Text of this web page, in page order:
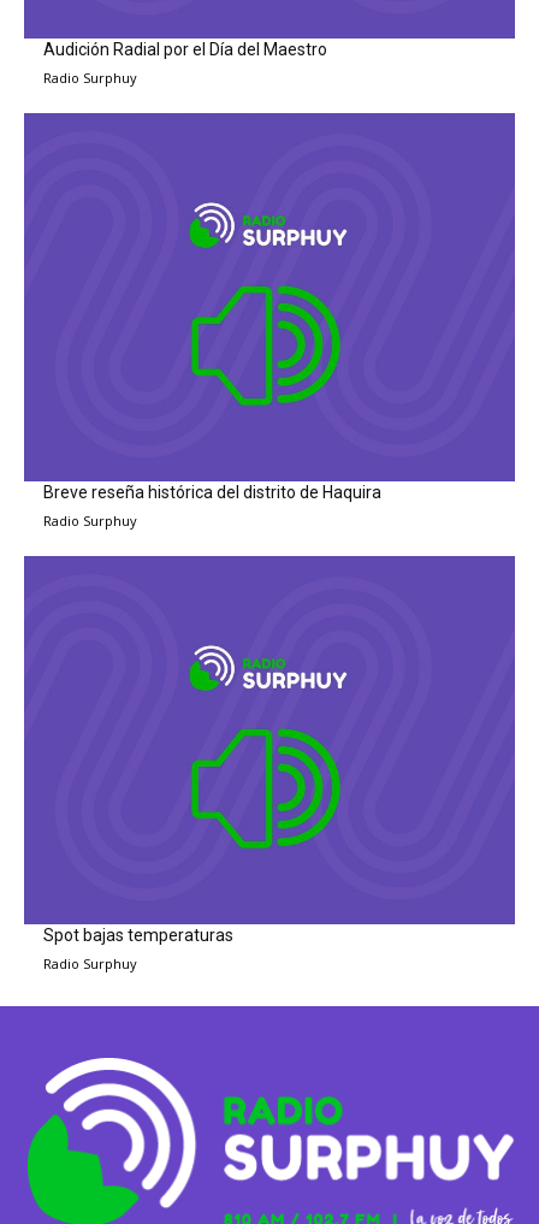
Audición Radial por el Día del Maestro
Radio Surphuy
Breve reseña histórica del distrito de Haquira
Radio Surphuy
Spot bajas temperaturas
Radio Surphuy